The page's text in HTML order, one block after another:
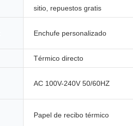
sitio, repuestos gratis
Enchufe personalizado
Térmico directo
AC 100V-240V 50/60HZ
Papel de recibo térmico